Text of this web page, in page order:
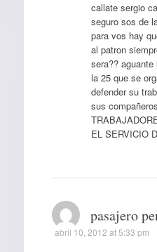
callate sergio
seguro sos de
para vos hay
al patron
sera??
la 25 que se
defender su
sus
EL SERVICIO
pasajero
abril 10, 2012 at 5:33 pm